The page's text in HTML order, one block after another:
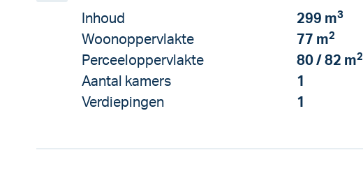
Inhoud 299 m3
Woonoppervlakte 77 m2
Perceeloppervlakte 80 / 82 m2
Aantal kamers
1
Verdiepingen
1